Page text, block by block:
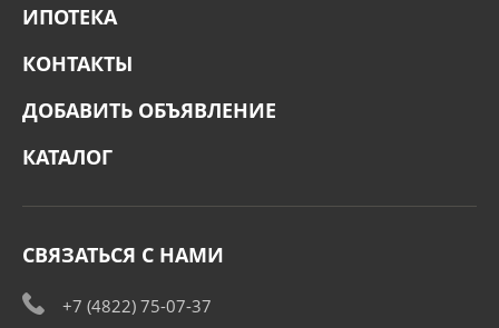
ИПОТЕКА
КОНТАКТЫ
ДОБАВИТЬ ОБЪЯВЛЕНИЕ
КАТАЛОГ
СВЯЗАТЬСЯ С НАМИ
+7 (4822) 75-07-37